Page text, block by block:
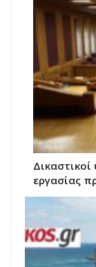
εργασίας